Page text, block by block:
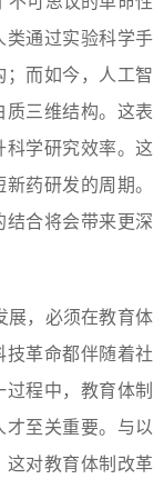
类通过实验科学手
；而如今，人工智
质三维结构。这表
科学研究效率。这
药研发的周期。
结合将会带来更深
展，必须在教育体
革命都伴随着社
程中，教育体制
至关重要。与以
这对教育体制改革